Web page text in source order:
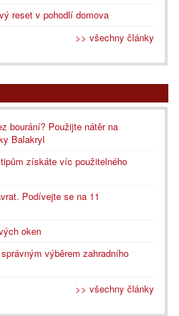
reset v pohodlí domova
>> všechny články
bourání? Použijte nátěr na
Balakryl
získáte víc použitelného
Podívejte se na 11
oken
výběrem zahradního
>> všechny články